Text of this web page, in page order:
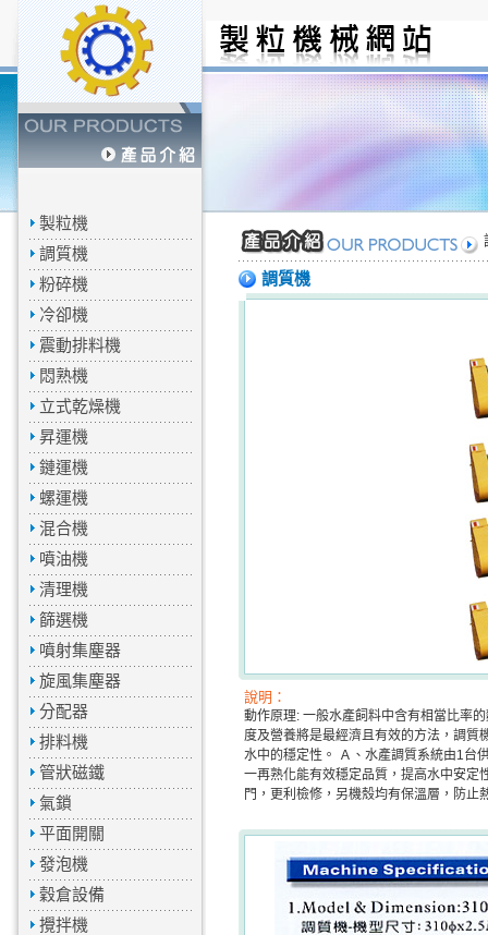
製粒機
調質機
粉碎機
冷卻機
震動排料機
悶熟機
立式乾燥機
昇運機
鏈運機
螺運機
混合機
噴油機
清理機
篩選機
噴射集塵器
旋風集塵器
分配器
排料機
管狀磁鐵
氣鎖
平面開關
發泡機
穀倉設備
攪拌機
調質機
說明：
動作原理: 一般水產飼料中含有相當比率
度及營養將是最經濟且有效的方法，調質
水中的穩定性。 Ａ、水產調質系統由1台
一再熟化能有效穩定品質，提高水中安定
門，更利檢修，另機殼均有保溫層，防